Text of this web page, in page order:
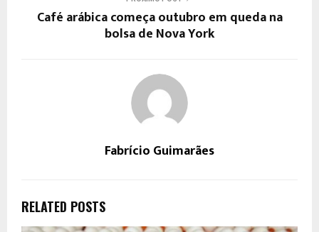
Café arábica começa outubro em queda na
bolsa de Nova York
Fabrício Guimarães
RELATED POSTS